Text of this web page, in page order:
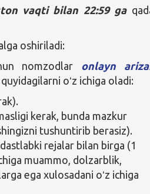
vaqti bilan 22:59 ga
oshiriladi:
nomzodlar onlayn
quyidagilarni oʻz ichiga oladi:
kerak, bunda mazkur
tushuntirib berasiz).
rejalar bilan birga (1
muammo, dolzarblik,
ega xulosadani oʻz ichiga